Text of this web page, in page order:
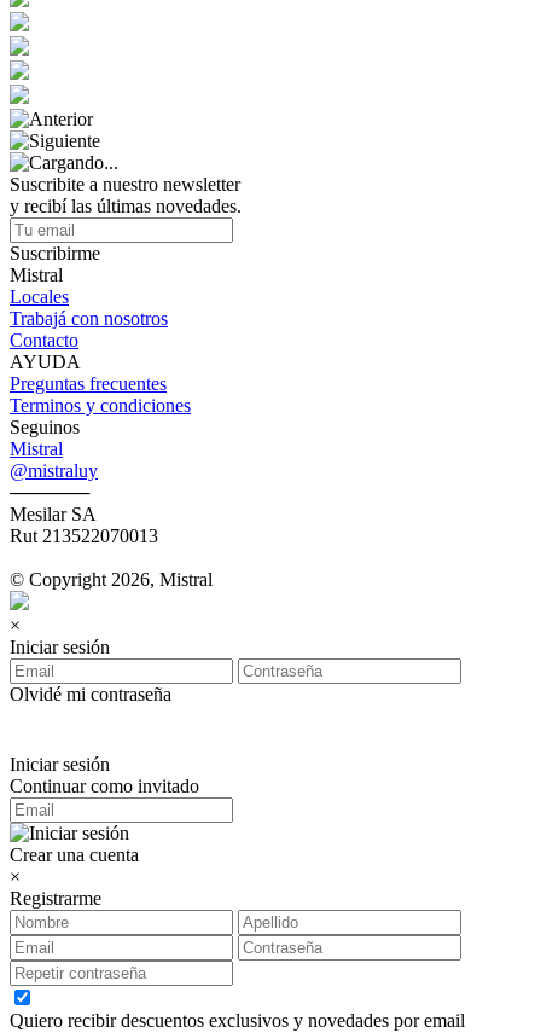
Suscribite a nuestro newsletter
y recibí las últimas novedades.
Suscribirme
Mistral
Locales
Trabajá con nosotros
Contacto
AYUDA
Preguntas frecuentes
Terminos y condiciones
Seguinos
Mistral
@mistraluy
──────
Mesilar SA
Rut 213522070013
© Copyright 2026, Mistral
×
Iniciar sesión
Olvidé mi contraseña
Iniciar sesión
Continuar como invitado
Crear una cuenta
×
Registrarme
Quiero recibir descuentos exclusivos y novedades por email